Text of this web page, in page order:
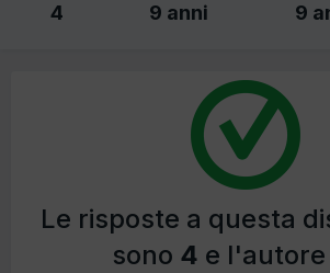
4 9 anni 9
Le risposte a questa
sono 4 e